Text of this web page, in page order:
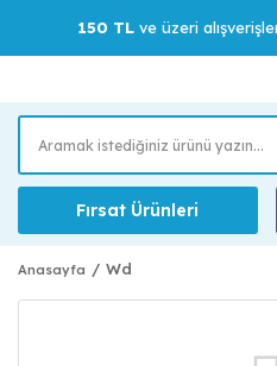
150 TLve üzeri
Fırsat Ürünleri
Anasayfa Wd